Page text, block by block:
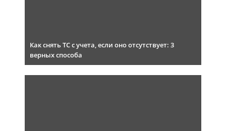
Как снять ТС с учета, если оно отсутствует: 3
верных способа